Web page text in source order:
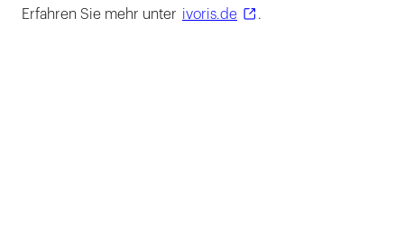
Erfahren Sie mehr unter ivoris.de .